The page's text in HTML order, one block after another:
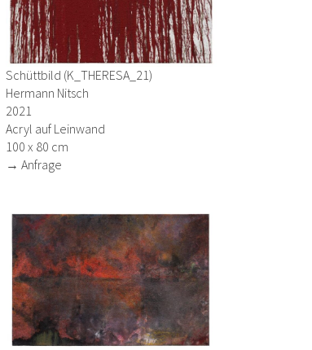
Schüttbild (K_THERESA_21)
Hermann Nitsch
2021
Acryl auf Leinwand
100 x 80 cm
→ Anfrage